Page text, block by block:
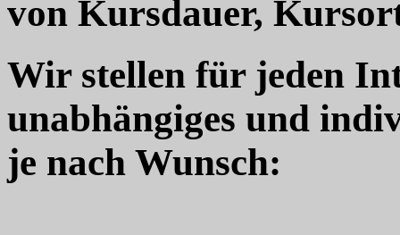
von Kursdauer,
Wir stellen für jeden
unabhängiges und
je nach Wunsch: